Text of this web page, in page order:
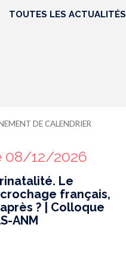
TOUTES LES ACTUALITÉS
DE CALENDRIER
08/12/2026
Le
français,
? | Colloque
ANM